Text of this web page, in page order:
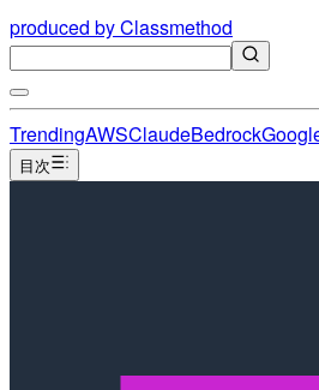
produced by Classmethod
TrendingAWSClaudeBedrock
目次